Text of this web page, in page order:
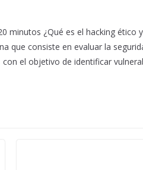
minutos ¿Qué es el hacking ético
que consiste en evaluar la
el objetivo de identificar